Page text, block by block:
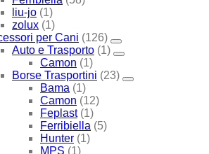
liu-jo (1)
zolux (1)
per Cani (126)
Auto e Trasporto (1)
Camon (1)
Borse Trasportini (23)
Bama (1)
Camon (12)
Feplast (1)
Ferribiella (5)
Hunter (1)
MPS (1)